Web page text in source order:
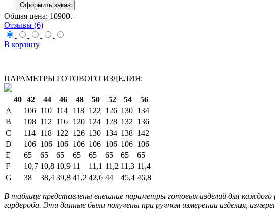
Общая цена: 10900.-
Отзывы (6)
В корзину
ПАРАМЕТРЫ ГОТОВОГО ИЗДЕЛИЯ:
40 42 44 46 48 50 52 54
56
A
106 110 114 118 122 126 130 134
B
108 112 116 120 124 128 132 136
C
114 118 122 126 130 134 138 142
D
106 106 106 106 106 106 106 106
E
65 65 65 65 65 65 65
65
F
10,7 10,8 10,9 11 11,1 11,2 11,3 11,4
G
38 38,4 39,8 41,2 42,6 44 45,4 46,8
В таблице представлены внешние параметры готовых изделий для
гардероба. Эти данные были получены при ручном измерении изделия,